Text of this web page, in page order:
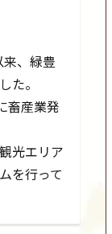
、緑豊
た。
畜産業発
光エリア
を行って